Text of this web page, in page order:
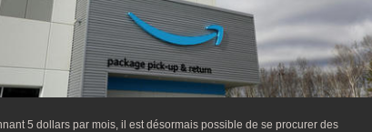
5 dollars par mois, il est désormais possible de se procurer des